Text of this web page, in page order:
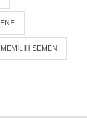
SEMEN